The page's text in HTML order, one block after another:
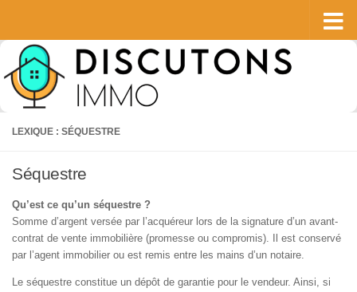
LEXIQUE : SÉQUESTRE
Séquestre
Qu’est ce qu’un séquestre ?
Somme d’argent versée par l’acquéreur lors de la signature d’un avant-
contrat de vente immobilière (promesse ou compromis). Il est conservé
par l’agent immobilier ou est remis entre les mains d’un notaire.
Le séquestre constitue un dépôt de garantie pour le vendeur. Ainsi, si